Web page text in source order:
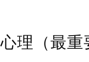
理（最